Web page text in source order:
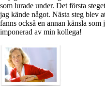
som lurade under. Det första
jag kände något. Nästa steg blev
fanns också en annan känsla
imponerad av min kollega!